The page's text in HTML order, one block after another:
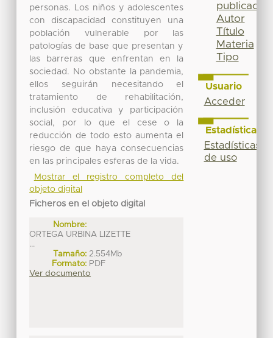
personas. Los niños y adolescentes
con discapacidad constituyen una
población vulnerable por las
patologías de base que presentan y
las barreras que enfrentan en la
sociedad. No obstante la pandemia,
ellos seguirán necesitando el
tratamiento de rehabilitación,
inclusión educativa y participación
social, por lo que el cese o la
reducción de todo esto aumenta el
riesgo de que haya consecuencias
en las principales esferas de la vida.
Mostrar el registro completo del
objeto digital
Ficheros en el objeto digital
Nombre:
ORTEGA URBINA LIZETTE
...
Tamaño: 2.554Mb
Formato: PDF
Ver documento
publicación
Autor
Título
Materia
Tipo
Usuario
Acceder
Estadísticas
Estadísticas
de uso